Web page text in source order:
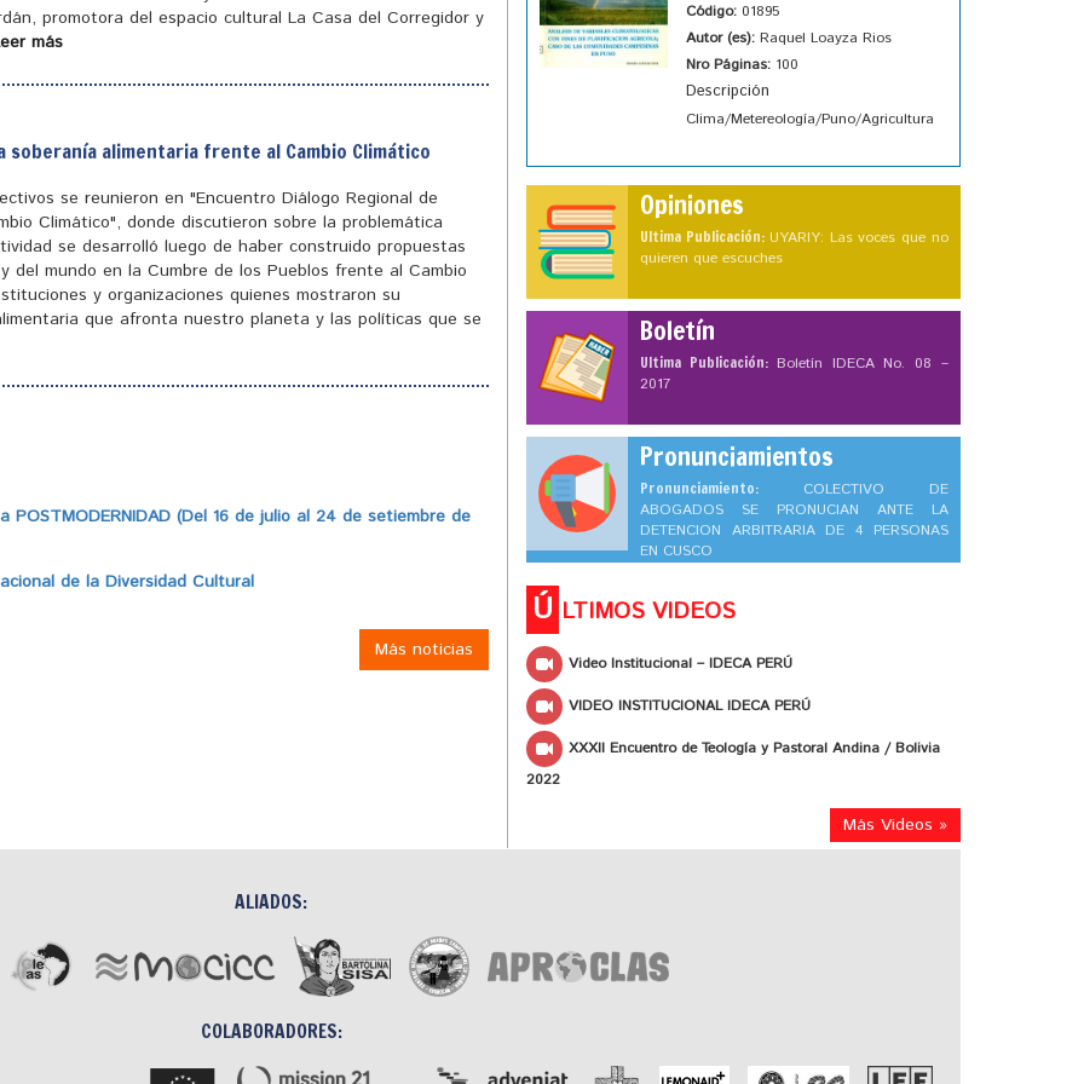
promotora del espacio cultural La Casa del Corregidor y
más
alimentaria frente al Cambio Climático
se reunieron en "Encuentro Diálogo Regional de
Climático", donde discutieron sobre la problemática
se desarrolló luego de haber construido propuestas
mundo en la Cumbre de los Pueblos frente al Cambio
y organizaciones quienes mostraron su
que afronta nuestro planeta y las políticas que se
POSTMODERNIDAD (Del 16 de julio al 24 de setiembre de
de la Diversidad Cultural
Más noticias
Código: 01895
Autor (es): Raquel Loayza Rios
Nro Páginas: 100
Descripción
Clima/Metereología/Puno/Agricultura
Opiniones
Ultima Publicación: UYARIY: Las voces que no
quieren que escuches
Boletín
Ultima Publicación: Boletín IDECA No. 08 –
2017
Pronunciamientos
Pronunciamiento: COLECTIVO DE
ABOGADOS SE PRONUCIAN ANTE LA
DETENCION ARBITRARIA DE 4 PERSONAS
EN CUSCO
Ú LTIMOS VIDEOS
Video Institucional – IDECA PERÚ
VIDEO INSTITUCIONAL IDECA PERÚ
XXXII Encuentro de Teología y Pastoral Andina / Bolivia
2022
Más Videos »
ALIADOS:
COLABORADORES: